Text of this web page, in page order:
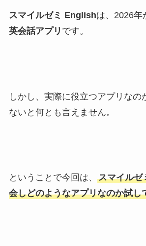
スマイルゼミ Englishは、2026年
英会話アプリ です。
しかし、実際に役立つアプリなの
ないと何とも言えません。
ということで今回は、 スマイル
会しどのようなアプリなのか試し